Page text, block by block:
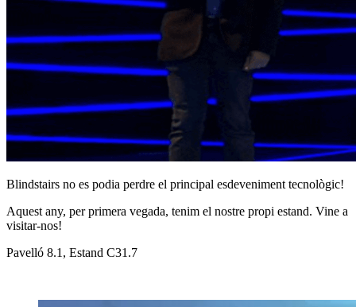
Blindstairs no es podia perdre el principal esdeveniment tecnològic!
Aquest any, per primera vegada, tenim el nostre propi estand. Vine a
visitar-nos!
Pavelló 8.1, Estand C31.7